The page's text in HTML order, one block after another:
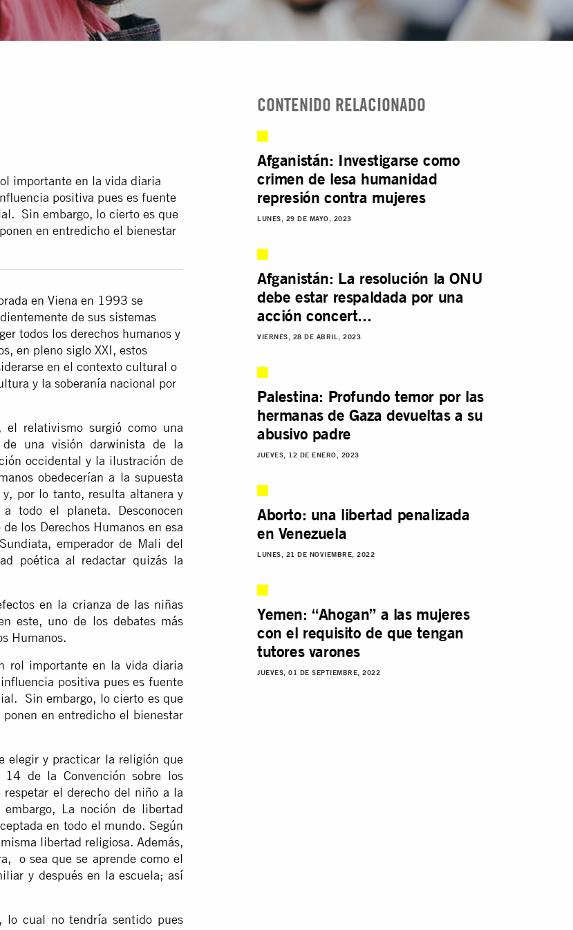
importante en la vida diaria
positiva pues es fuente
Sin embargo, lo cierto es que
en entredicho el bienestar
en Viena en 1993 se
de sus sistemas
todos los derechos humanos y
en pleno siglo XXI, estos
en el contexto cultural o
y la soberanía nacional por
relativismo surgió como una
de una visión darwinista de la
occidental y la ilustración de
obedecerían a la supuesta
por lo tanto, resulta altanera y
todo el planeta. Desconocen
los Derechos Humanos en esa
emperador de Mali del
poética al redactar quizás la
en la crianza de las niñas
este, uno de los debates más
Humanos.
rol importante en la vida diaria
positiva pues es fuente
Sin embargo, lo cierto es que
en entredicho el bienestar
elegir y practicar la religión que
de la Convención sobre los
el derecho del niño a la
La noción de libertad
en todo el mundo. Según
libertad religiosa. Además,
o sea que se aprende como el
y después en la escuela; así
lo cual no tendría sentido pues
CONTENIDO RELACIONADO
Afganistán: Investigarse como
crimen de lesa humanidad
represión contra mujeres
LUNES, 29 DE MAYO, 2023
Afganistán: La resolución la ONU
debe estar respaldada por una
acción concert...
VIERNES, 28 DE ABRIL, 2023
Palestina: Profundo temor por las
hermanas de Gaza devueltas a su
abusivo padre
JUEVES, 12 DE ENERO, 2023
Aborto: una libertad penalizada
en Venezuela
LUNES, 21 DE NOVIEMBRE, 2022
Yemen: “Ahogan” a las mujeres
con el requisito de que tengan
tutores varones
JUEVES, 01 DE SEPTIEMBRE, 2022